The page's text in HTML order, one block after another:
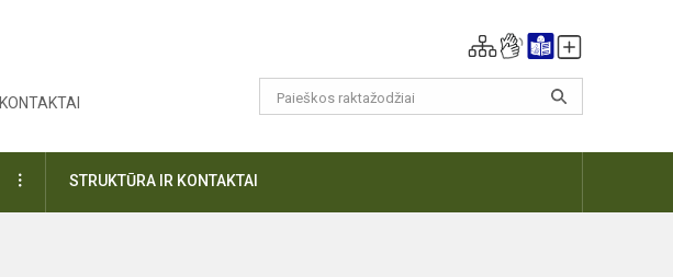
KONTAKTAI
DAUGIAUSTRUKTŪRA IR KONTAKTAI